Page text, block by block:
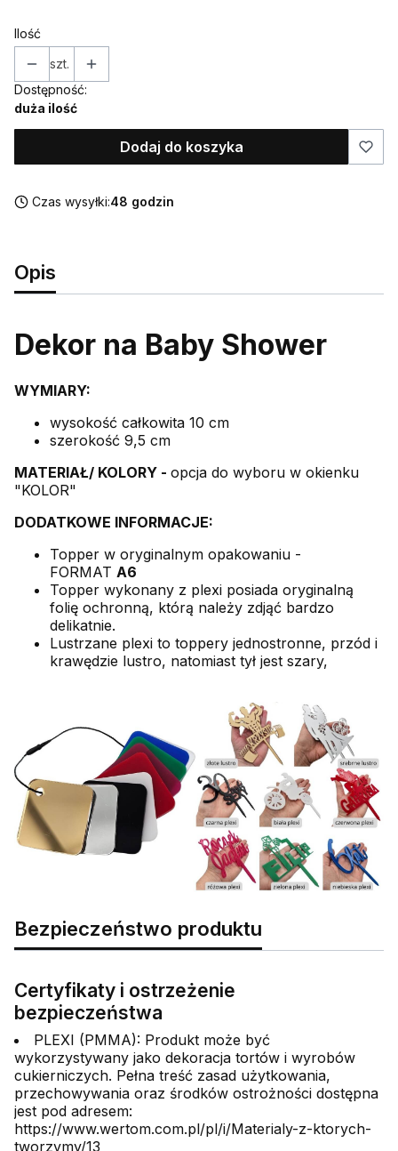
Ilość
szt.
Dostępność:
duża ilość
Dodaj do koszyka
Czas wysyłki:48 godzin
Opis
Dekor na Baby Shower
WYMIARY:
wysokość całkowita 10 cm
szerokość 9,5 cm
MATERIAŁ/ KOLORY - opcja do wyboru w okienku
"KOLOR"
DODATKOWE INFORMACJE:
Topper w oryginalnym opakowaniu -
FORMAT A6
Topper wykonany z plexi posiada oryginalną
folię ochronną, którą należy zdjąć bardzo
delikatnie.
Lustrzane plexi to toppery jednostronne, przód i
krawędzie lustro, natomiast tył jest szary,
Bezpieczeństwo produktu
Certyfikaty i ostrzeżenie
bezpieczeństwa
PLEXI (PMMA): Produkt może być
wykorzystywany jako dekoracja tortów i wyrobów
cukierniczych. Pełna treść zasad użytkowania,
przechowywania oraz środków ostrożności dostępna
jest pod adresem:
https://www.wertom.com.pl/pl/i/Materialy-z-ktorych-
tworzymy/13